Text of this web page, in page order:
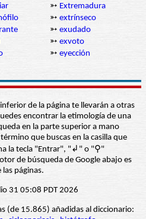
➳ Extremadura
➳ extrínseco
➳ exudado
➳ exvoto
➳ eyección
de la página te llevarán a otras
encontrar la etimología de una
en la parte superior a mano
que buscas en la casilla que
la tecla "Entrar", "↲" o "⚲"
de búsqueda de Google abajo es
páginas.
31 05:08 PDT 2026
(de 15.865) añadidas al diccionario: